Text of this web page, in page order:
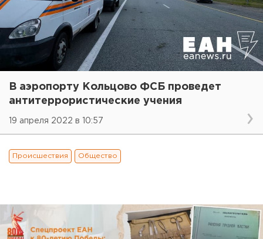
В аэропорту Кольцово ФСБ проведет
антитеррористические учения
19 апреля 2022 в 10:57
Происшествия Общество